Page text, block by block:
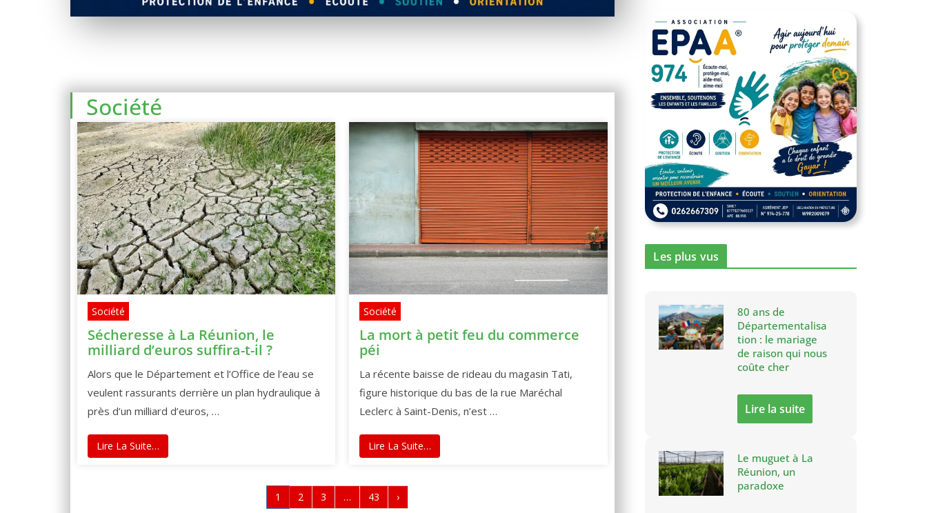
Société
Société
Sécheresse à La Réunion, le
milliard d’euros suffira-t-il ?
Alors que le Département et l’Office de l’eau se
veulent rassurants derrière un plan hydraulique à
près d’un milliard d’euros, …
Lire La Suite…
Société
La mort à petit feu du commerce
péi
La récente baisse de rideau du magasin Tati,
figure historique du bas de la rue Maréchal
Leclerc à Saint-Denis, n’est …
Lire La Suite…
1 2 3 … 43 ›
Les plus vus
80 ans de
Départementalisa
tion : le mariage
de raison qui nous
coûte cher
Lire la suite
Le muguet à La
Réunion, un
paradoxe